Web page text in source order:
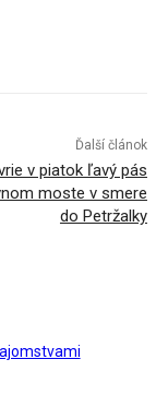
Ďalší článok
v piatok ľavý pás
moste v smere
do Petržalky